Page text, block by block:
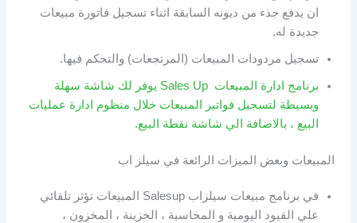
ان يدفع جذء من ديونه السابقة اثناء تسجيل فاتورة مبيعات
جديدة له.
تسجيل مردودات المبيعات (المرتجعات) والتحكم فيها.
برنامج ادارة المبيعات Sales Up يوفر لك شاشة سهلة
وبسيطة لتسجيل فواتير المبيعات خلال منظوم ادارة عمليات
البيع ، بالاضافة الي شاشة نقطة البيع.
المبيعات وبعض الميزات الرائعة في سيلز اب
في برنامج مبيعات سيلزاب Salesup المبيعات تؤثر تلقائي
علي القيود اليومية و المحاسبة ، الخزينة ، المخزون ،